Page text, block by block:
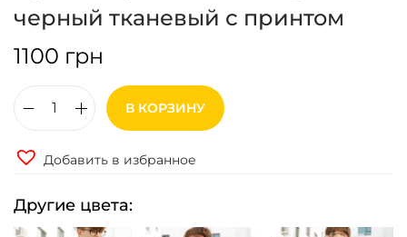
черный тканевый с принтом
1100 грн
л
В КОРЗИНУ
Добавить в избранное
Другие цвета: